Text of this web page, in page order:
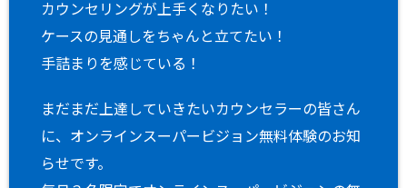
カウンセリングが上手くなりたい！
ケースの見通しをちゃんと立てたい！
手詰まりを感じている！
まだまだ上達していきたいカウンセラーの皆さん
に、オンラインスーパービジョン無料体験のお知
らせです。